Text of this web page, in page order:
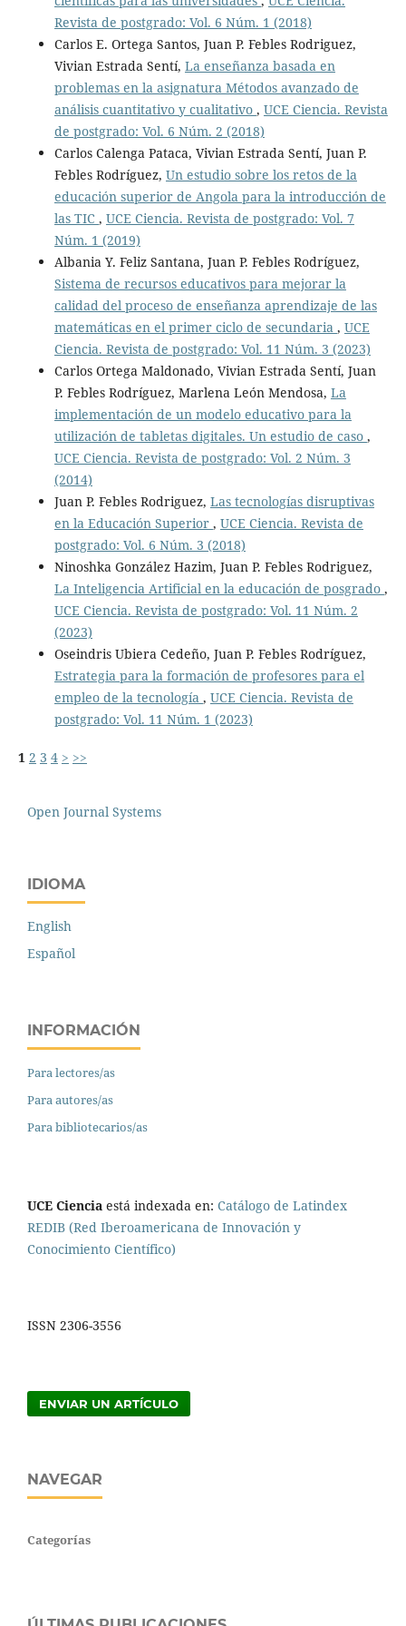
Revista de postgrado: Vol. 6 Núm. 1 (2018)
Carlos E. Ortega Santos, Juan P. Febles Rodriguez,
Vivian Estrada Sentí, La enseñanza basada en
problemas en la asignatura Métodos avanzado de
análisis cuantitativo y cualitativo , UCE Ciencia. Revista
de postgrado: Vol. 6 Núm. 2 (2018)
Carlos Calenga Pataca, Vivian Estrada Sentí, Juan P.
Febles Rodríguez, Un estudio sobre los retos de la
educación superior de Angola para la introducción de
las TIC , UCE Ciencia. Revista de postgrado: Vol. 7
Núm. 1 (2019)
Albania Y. Feliz Santana, Juan P. Febles Rodríguez,
Sistema de recursos educativos para mejorar la
calidad del proceso de enseñanza aprendizaje de las
matemáticas en el primer ciclo de secundaria , UCE
Ciencia. Revista de postgrado: Vol. 11 Núm. 3 (2023)
Carlos Ortega Maldonado, Vivian Estrada Sentí, Juan
P. Febles Rodríguez, Marlena León Mendosa, La
implementación de un modelo educativo para la
utilización de tabletas digitales. Un estudio de caso ,
UCE Ciencia. Revista de postgrado: Vol. 2 Núm. 3
(2014)
Juan P. Febles Rodriguez, Las tecnologías disruptivas
en la Educación Superior , UCE Ciencia. Revista de
postgrado: Vol. 6 Núm. 3 (2018)
Ninoshka González Hazim, Juan P. Febles Rodriguez,
La Inteligencia Artificial en la educación de posgrado ,
UCE Ciencia. Revista de postgrado: Vol. 11 Núm. 2
(2023)
Oseindris Ubiera Cedeño, Juan P. Febles Rodríguez,
Estrategia para la formación de profesores para el
empleo de la tecnología , UCE Ciencia. Revista de
postgrado: Vol. 11 Núm. 1 (2023)
1 2 3 4 > >>
Open Journal Systems
IDIOMA
English
Español
INFORMACIÓN
Para lectores/as
Para autores/as
Para bibliotecarios/as
UCE Ciencia está indexada en: Catálogo de Latindex
REDIB (Red Iberoamericana de Innovación y
Conocimiento Científico)
ISSN 2306-3556
ENVIAR UN ARTÍCULO
NAVEGAR
Categorías